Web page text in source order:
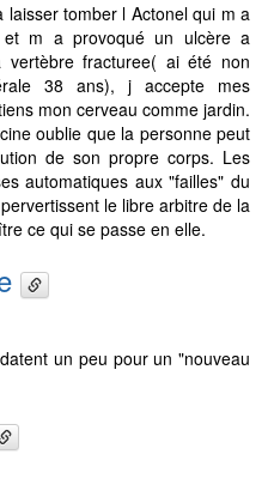
laisser tomber l Actonel qui m a
m a provoqué un ulcère a
fracturee( ai été non
38 ans), j accepte mes
mon cerveau comme jardin.
oublie que la personne peut
de son propre corps. Les
automatiques aux "failles" du
le libre arbitre de la
ce qui se passe en elle.
un peu pour un "nouveau